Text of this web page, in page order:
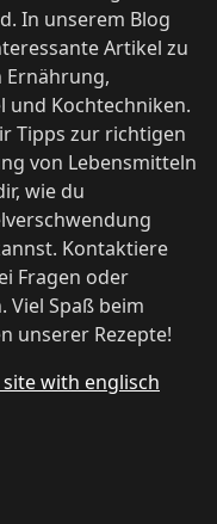
In unserem Blog
Artikel zu
Ernährung,
und Kochtechniken.
Tipps zur richtigen
von Lebensmitteln
wie du
Kontaktiere
Fragen oder
Viel Spaß beim
unserer Rezepte!
with englisch